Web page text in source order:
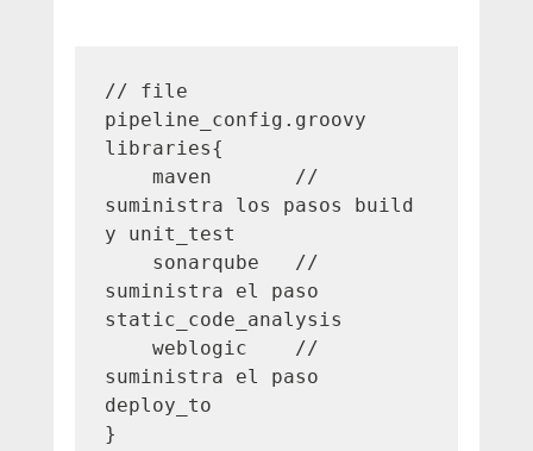
// file
pipeline_config.groovy
libraries{
suministra los pasos build
y unit_test
suministra el paso
static_code_analysis
suministra el paso
deploy_to
}